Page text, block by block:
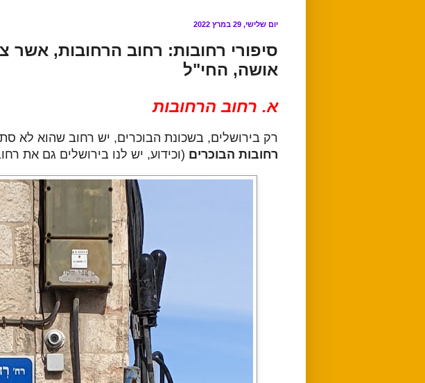
יום שלישי, 29 במרץ 2022
סיפורי רחובות: רחוב הרחובות, אשר
אושה, החי"ל
א. רחוב הרחובות
רק בירושלים, בשכונת הבוכרים, יש רחוב שהוא לא
רחובות הבוכרים (וכידוע, יש לנו בירושלים גם את